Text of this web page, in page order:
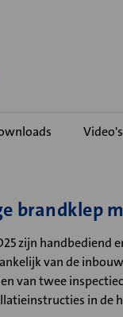
Video's
brandklep
zijn
van de
van twee
in de